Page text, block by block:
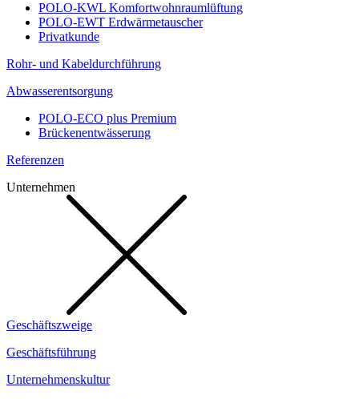
POLO-KWL Komfortwohnraumlüftung
POLO-EWT Erdwärmetauscher
Privatkunde
Rohr- und Kabeldurchführung
Abwasserentsorgung
POLO-ECO plus Premium
Brückenentwässerung
Referenzen
Unternehmen
Geschäftszweige
Geschäftsführung
Unternehmenskultur